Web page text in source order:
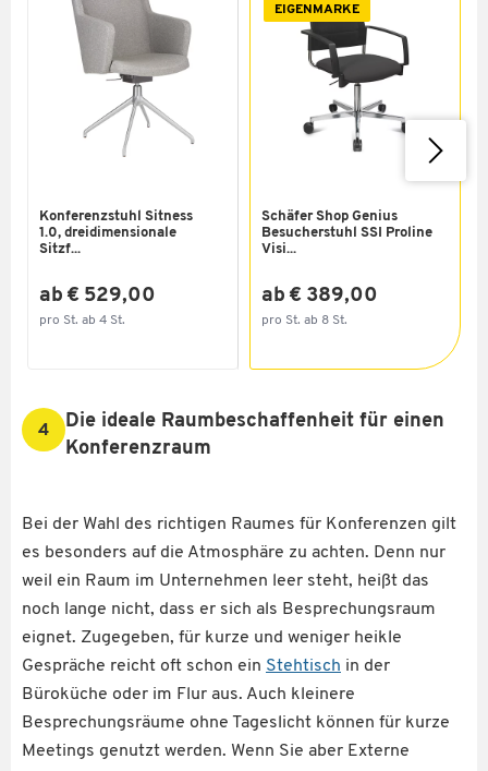
Konferenzstuhl Sitness
1.0, dreidimensionale
Sitzf...
ab € 529,00
pro St. ab 4 St.
EIGENMARKE
Schäfer Shop Genius
Besucherstuhl SSI Proline
Visi...
ab € 389,00
pro St. ab 8 St.
4
Die ideale Raumbeschaffenheit für einen
Konferenzraum
Bei der Wahl des richtigen Raumes für Konferenzen gilt
es besonders auf die Atmosphäre zu achten. Denn nur
weil ein Raum im Unternehmen leer steht, heißt das
noch lange nicht, dass er sich als Besprechungsraum
eignet. Zugegeben, für kurze und weniger heikle
Gespräche reicht oft schon ein Stehtisch in der
Büroküche oder im Flur aus. Auch kleinere
Besprechungsräume ohne Tageslicht können für kurze
Meetings genutzt werden. Wenn Sie aber Externe